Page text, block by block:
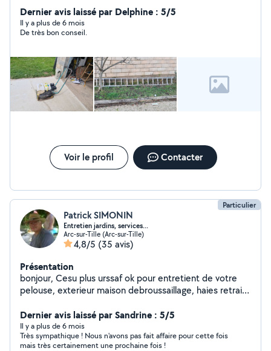
. Je touche un peut à tout suffi juste de demander
hésiter pas .
Dernier avis laissé par Delphine : 5/5
Il y a plus de 6 mois
De très bon conseil.
Voir le profil Contacter
Particulier
Patrick SIMONIN
Entretien jardins, services...
Arc-sur-Tille (Arc-sur-Tille)
4,8/5 (35 avis)
Présentation
bonjour, Cesu plus urssaf ok pour entretient de votre
pelouse, exterieur maison debroussaillage, haies retraité
jardin, de votre verger. Je possède tout le matériel
nécessaire, remorque pour évacuer les déchets verts.
vidange, petite mécanique, entretient veh
Dernier avis laissé par Sandrine : 5/5
Il y a plus de 6 mois
Très sympathique ! Nous n'avons pas fait affaire pour cette fois
mais très certainement une prochaine fois !